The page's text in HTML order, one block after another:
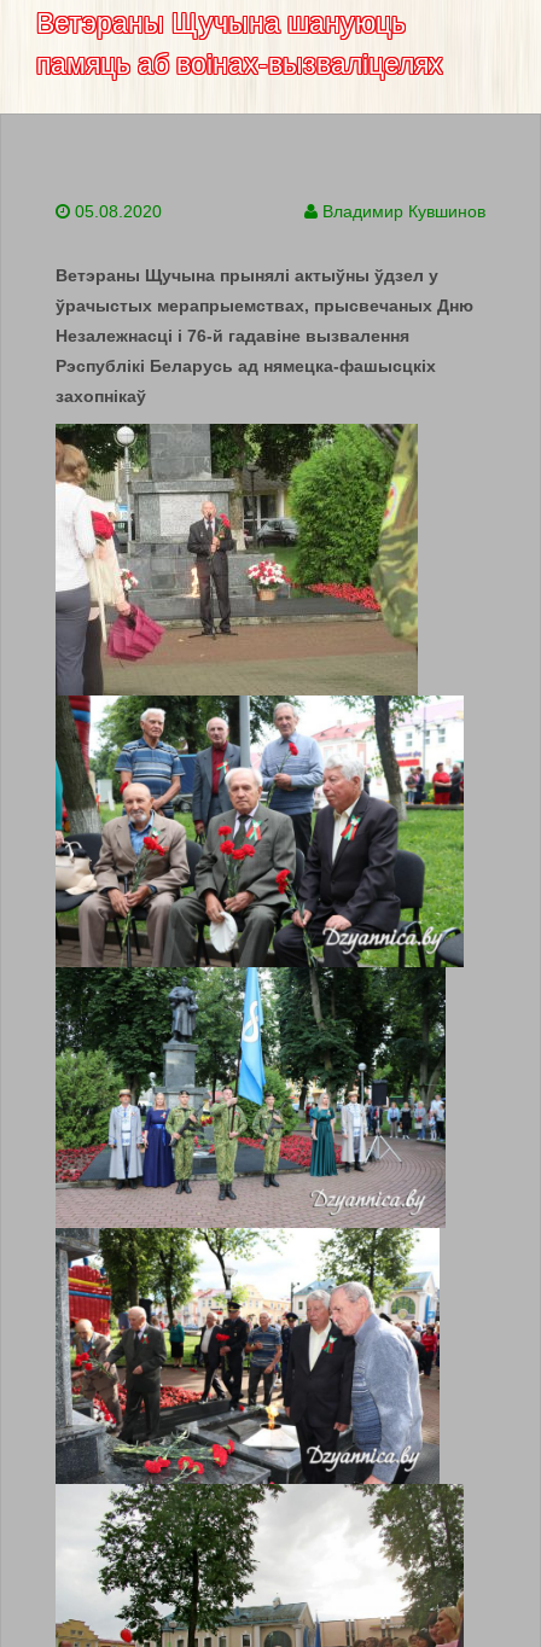
Ветэраны Щучына шануюць
памяць аб воiнах-вызвалiцелях
05.08.2020 Владимир Кувшинов
Ветэраны Щучына прынялi актыўны ўдзел у
ўрачыстых мерапрыемствах, прысвечаных Дню
Незалежнасці і 76-й гадавіне вызвалення
Рэспублікі Беларусь ад нямецка-фашысцкіх
захопнікаў